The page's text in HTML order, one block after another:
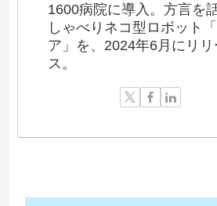
1600病院に導入。方言を
しゃべりネコ型ロボット
ア」を、2024年6月にリリ
ス。